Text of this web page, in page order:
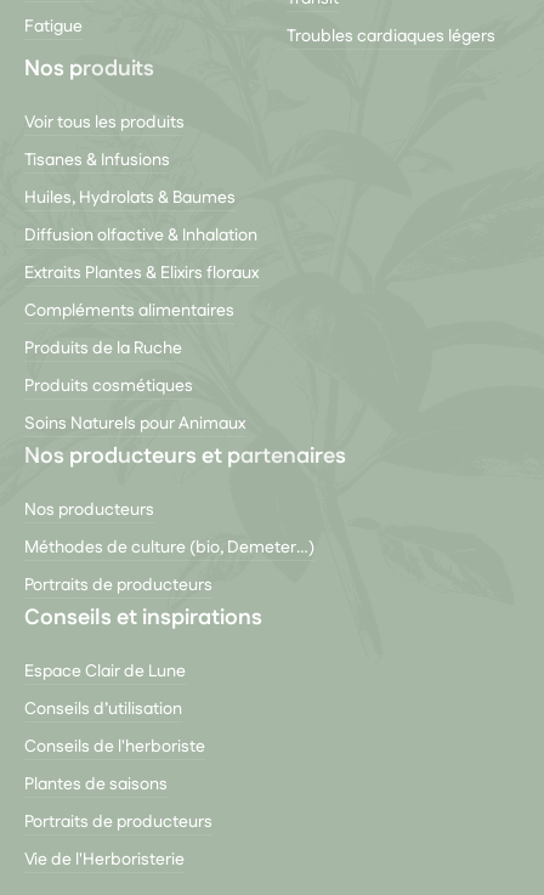
Fatigue
Troubles cardiaques légers
Nos produits
Voir tous les produits
Tisanes & Infusions
Huiles, Hydrolats & Baumes
Diffusion olfactive & Inhalation
Extraits Plantes & Elixirs floraux
Compléments alimentaires
Produits de la Ruche
Produits cosmétiques
Soins Naturels pour Animaux
Nos producteurs et partenaires
Nos producteurs
Méthodes de culture (bio, Demeter…)
Portraits de producteurs
Conseils et inspirations
Espace Clair de Lune
Conseils d’utilisation
Conseils de l'herboriste
Plantes de saisons
Portraits de producteurs
Vie de l'Herboristerie